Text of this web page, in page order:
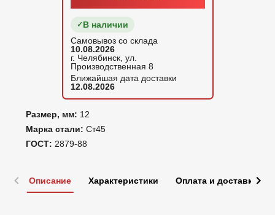
Размер, мм: 12
Марка стали: Ст45
ГОСТ: 2879-88
В наличии
Самовывоз со склада
10.08.2026
г. Челябинск, ул.
Производственная 8
Ближайшая дата доставки
12.08.2026
Описание Характеристики Оплата и доставка